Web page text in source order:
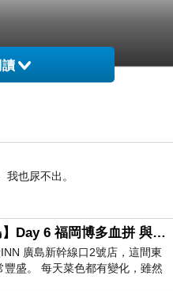
我也尿不出。
【2026-6廣島】Day 6 福岡博多血拼 與機場接送少年司機深夜對談
廣島新幹線口2號店，這間東
豐盛。 每天菜色都有變化，雖然
料理包加熱，但